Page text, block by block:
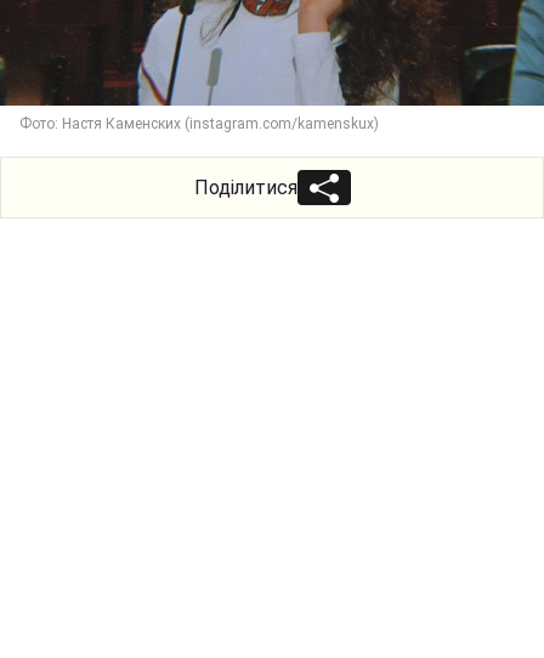
Фото: Настя Каменских (instagram.com/kamenskux)
Поділитися